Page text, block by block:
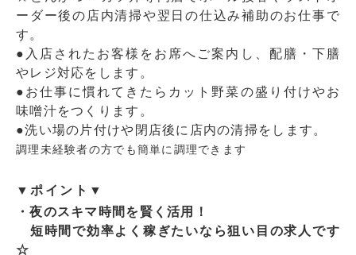
ーダー後の店内清掃や翌日の仕込み補助のお仕事で
す。
●入店されたお客様をお席へご案内し、配膳・下膳
やレジ対応をします。
●お仕事に慣れてきたらカット野菜の盛り付けやお
味噌汁をつくります。
●洗い場の片付けや閉店後に店内の清掃をします。
調理未経験者の方でも簡単に調理できます
▼ポイント▼
・夜のスキマ時間を賢く活用！
短時間で効率よく稼ぎたいなら狙い目の求人です
☆